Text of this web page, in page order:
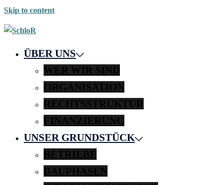
Skip to content
ÜBER UNS
WER WIR SIND
ORGANISATION
RECHTSSTRUKTUR
FINANZIERUNG
UNSER GRUNDSTÜCK
BETRIEBE
BAUPHASEN